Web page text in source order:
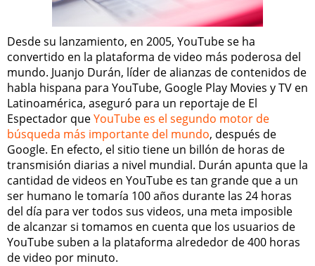
Desde su lanzamiento, en 2005, YouTube se ha
convertido en la plataforma de video más poderosa del
mundo. Juanjo Durán, líder de alianzas de contenidos de
habla hispana para YouTube, Google Play Movies y TV en
Latinoamérica, aseguró para un reportaje de El
Espectador queYouTube es el segundo motor de
búsqueda más importante del mundo, después de
Google. En efecto, el sitio tiene un billón de horas de
transmisión diarias a nivel mundial. Durán apunta que la
cantidad de videos en YouTube es tan grande que a un
ser humano le tomaría 100 años durante las 24 horas
del día para ver todos sus videos, una meta imposible
de alcanzar si tomamos en cuenta que los usuarios de
YouTube suben a la plataforma alrededor de 400 horas
de video por minuto.